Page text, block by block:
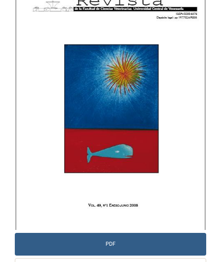
lateral
PDF